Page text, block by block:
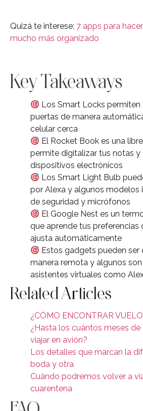
Quizá te interese: 7 apps para
mucho más organizado
Key Takeaways
Los Smart Locks permiten
puertas de manera
celular cerca
El Rocket Book es una
permite digitalizar tus notas y
dispositivos electrónicos
Los Smart Light Bulb
por Alexa y algunos modelos
de seguridad y micrófonos
El Google Nest es un
que aprende tus preferencias
ajusta automáticamente
Estos gadgets pueden
manera remota y algunos
asistentes virtuales como
Related Articles
¿CÓMO ENCONTRAR
¿Hasta los cuántos meses
viajar en avión?
Los detalles que marcan la
boda y otra
Cuándo podremos volver a
cuarentena